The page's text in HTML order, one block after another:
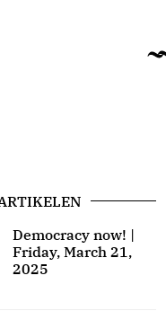
Democracy now! |
Friday, March 21,
2025